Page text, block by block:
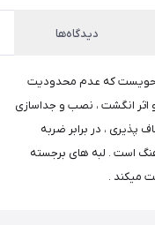
دیدگاه‌ها
نحویست که عدم محدودیت
اثر انگشت ، نصب و جداسازی
پذیری ، در برابر ضربه
است . لبه های برجسته
میکند .